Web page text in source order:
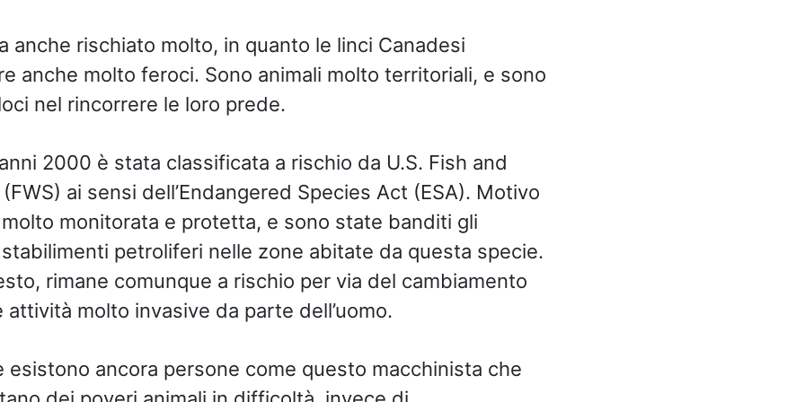
anche rischiato molto, in quanto le linci Canadesi
anche molto feroci. Sono animali molto territoriali, e sono
nel rincorrere le loro prede.
2000 è stata classificata a rischio da U.S. Fish and
ai sensi dell’Endangered Species Act (ESA). Motivo
monitorata e protetta, e sono state banditi gli
petroliferi nelle zone abitate da questa specie.
rimane comunque a rischio per via del cambiamento
molto invasive da parte dell’uomo.
esistono ancora persone come questo macchinista che